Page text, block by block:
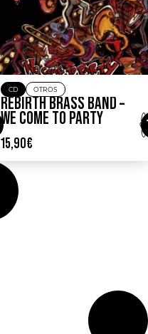
CD OTROS
REBIRTH BRASS BAND –
WE COME TO PARTY
15,90€